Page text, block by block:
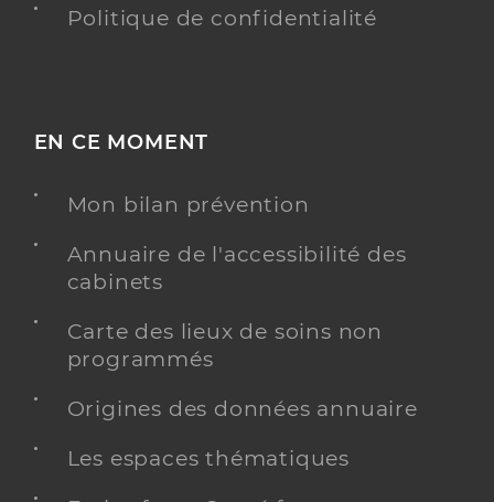
Politique de confidentialité
EN CE MOMENT
Mon bilan prévention
Annuaire de l'accessibilité des
cabinets
Carte des lieux de soins non
programmés
Origines des données annuaire
Les espaces thématiques